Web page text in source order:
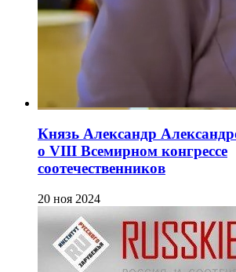
Князь Александр
о VIII Всемирном конгрессе
соотечественников
20 ноя 2024